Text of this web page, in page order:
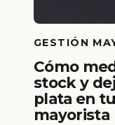
GESTIÓN
Cómo
stock y
plata en
mayorista